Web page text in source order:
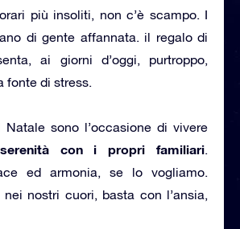
più insoliti, non c’è scampo. I
di gente affannata. il regalo di
ai giorni d’oggi, purtroppo,
fonte di stress.
sono l’occasione di vivere
con i propri familiari.
ed armonia, se lo vogliamo.
nostri cuori, basta con l’ansia,